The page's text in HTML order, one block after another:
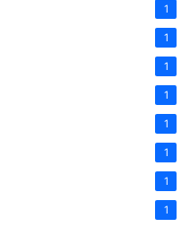
1
1
1
1
1
1
1
1